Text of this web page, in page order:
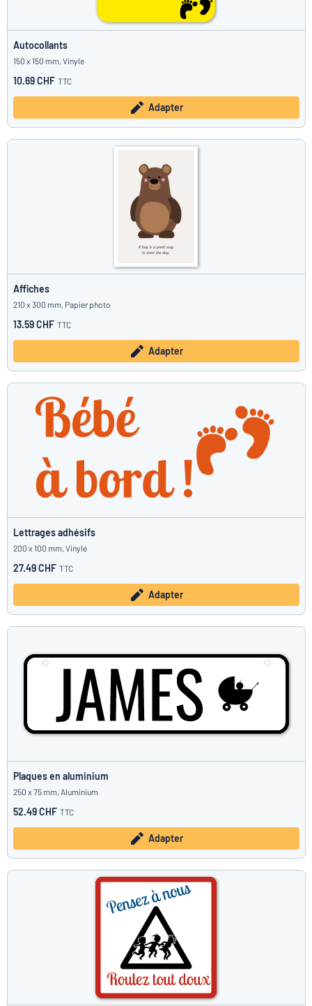
Autocollants
150 x 150 mm, Vinyle
10.69 CHF TTC
Adapter
Affiches
210 x 300 mm, Papier photo
13.59 CHF TTC
Adapter
Lettrages adhésifs
200 x 100 mm, Vinyle
27.49 CHF TTC
Adapter
Plaques en aluminium
250 x 75 mm, Aluminium
52.49 CHF TTC
Adapter